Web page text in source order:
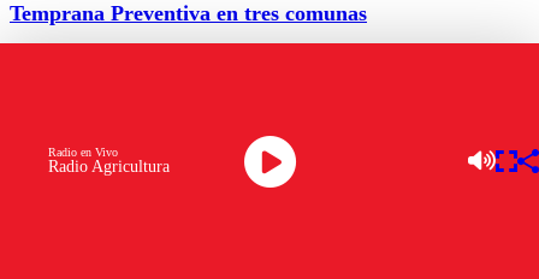
Temprana Preventiva en tres comunas
Radio Agricultura
Radio en Vivo